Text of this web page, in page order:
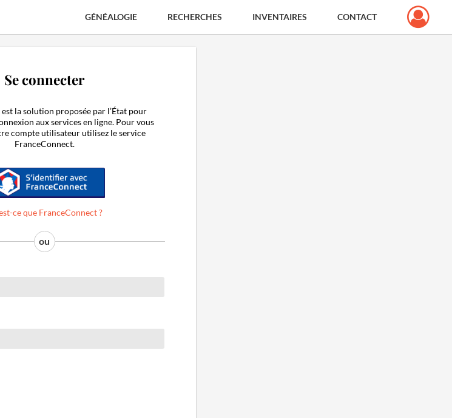
GÉNÉALOGIE RECHERCHES INVENTAIRES CONTACT
Se connecter
la solution proposée par l’État pour
aux services en ligne. Pour vous
compte utilisateur utilisez le service
FranceConnect.
S'identifier avec FranceConnect
ce que FranceConnect ?